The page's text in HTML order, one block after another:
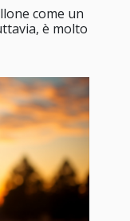
come un
è molto